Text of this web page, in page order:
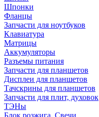
Шпонки
Фланцы
Запчасти для ноутбуков
Клавиатура
Матрицы
Аккумуляторы
Разъемы питания
Запчасти для планшетов
Дисплеи для планшетов
Тачскрины для планшетов
Запчасти для плит, духовок
ТЭНы
Блок розжига, Свечи